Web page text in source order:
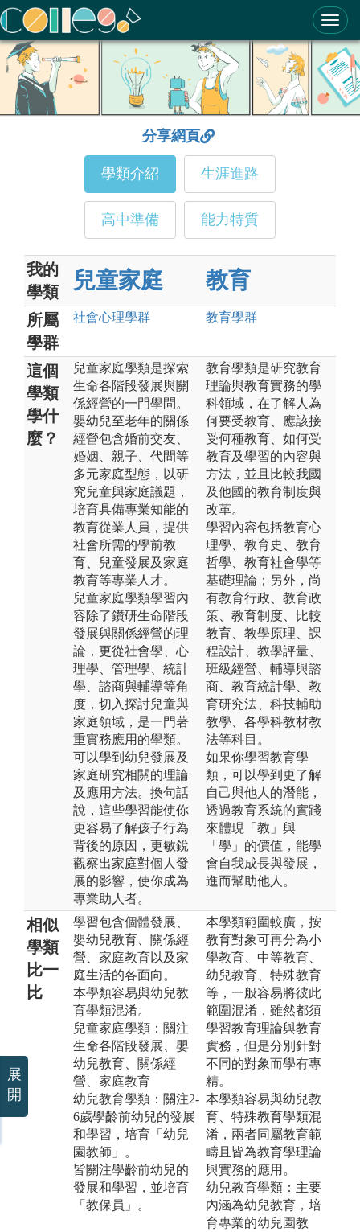
ColleGo! 大學選才與高中育才輔助系統
分享網頁
學類介紹 生涯進路
高中準備 能力特質
我的
學類
兒童家庭 教育
所屬
學群
社會心理學群 教育學群
這個
學類
學什
麼？
兒童家庭學類是探索
生命各階段發展與關
係經營的一門學問。
嬰幼兒至老年的關係
經營包含婚前交友、
婚姻、親子、代間等
多元家庭型態，以研
究兒童與家庭議題，
培育具備專業知能的
教育從業人員，提供
社會所需的學前教
育、兒童發展及家庭
教育等專業人才。
兒童家庭學類學習內
容除了鑽研生命階段
發展與關係經營的理
論，更從社會學、心
理學、管理學、統計
學、諮商與輔導等角
度，切入探討兒童與
家庭領域，是一門著
重實務應用的學類。
可以學到幼兒發展及
家庭研究相關的理論
及應用方法。換句話
說，這些學習能使你
更容易了解孩子行為
背後的原因，更敏銳
觀察出家庭對個人發
展的影響，使你成為
專業助人者。
教育學類是研究教育
理論與教育實務的學
科領域，在了解人為
何要受教育、應該接
受何種教育、如何受
教育及學習的內容與
方法，並且比較我國
及他國的教育制度與
改革。
學習內容包括教育心
理學、教育史、教育
哲學、教育社會學等
基礎理論；另外，尚
有教育行政、教育政
策、教育制度、比較
教育、教學原理、課
程設計、教學評量、
班級經營、輔導與諮
商、教育統計學、教
育研究法、科技輔助
教學、各學科教材教
法等科目。
如果你學習教育學
類，可以學到更了解
自己與他人的潛能，
透過教育系統的實踐
來體現「教」與
「學」的價值，能學
會自我成長與發展，
進而幫助他人。
相似
學類
比一
比
學習包含個體發展、
嬰幼兒教育、關係經
營、家庭教育以及家
庭生活的各面向。
本學類容易與幼兒教
育學類混淆。
兒童家庭學類：關注
生命各階段發展、嬰
幼兒教育、關係經
營、家庭教育
幼兒教育學類：關注2-
6歲學齡前幼兒的發展
和學習，培育「幼兒
園教師」。
皆關注學齡前幼兒的
發展和學習，並培育
「教保員」。
本學類範圍較廣，按
教育對象可再分為小
學教育、中等教育、
幼兒教育、特殊教育
等，一般容易將彼此
範圍混淆，雖然都須
學習教育理論與教育
實務，但是分別針對
不同的對象而學有專
精。
本學類容易與幼兒教
育、特殊教育學類混
淆，兩者同屬教育範
疇且皆為教育學理論
與實務的應用。
幼兒教育學類：主要
內涵為幼兒教育，培
育專業的幼兒園教
展
開